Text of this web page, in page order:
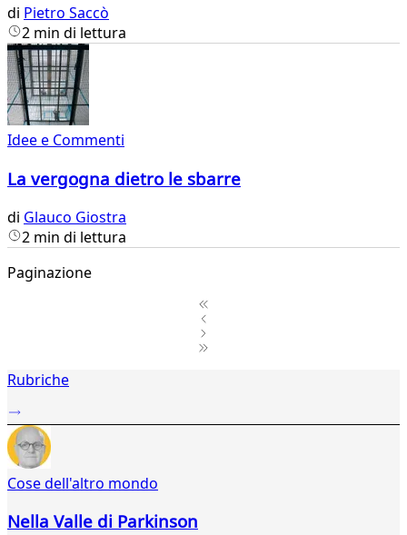
di Pietro Saccò
2 min di lettura
Idee e Commenti
La vergogna dietro le sbarre
di Glauco Giostra
2 min di lettura
Paginazione
2
4
5
6
7
9
Rubriche
Cose dell'altro mondo
Nella Valle di Parkinson